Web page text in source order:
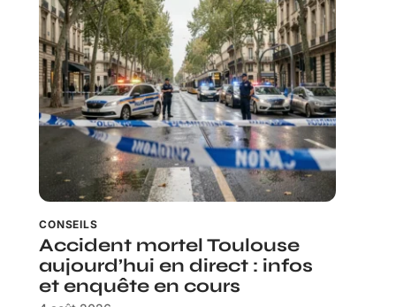
CONSEILS
Accident mortel Toulouse
aujourd’hui en direct : infos
et enquête en cours